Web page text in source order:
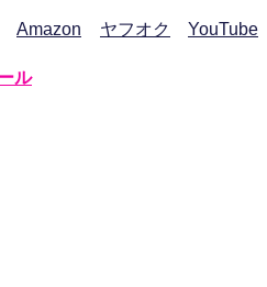
Amazon ヤフオク YouTube
ル